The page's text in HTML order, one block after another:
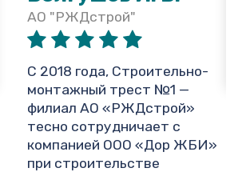
АО "РЖДстрой"
С 2018 года, Строительно-
монтажный трест №1 —
филиал АО «РЖДстрой»
тесно сотрудничает с
компанией ООО «Дор ЖБИ»
при строительстве